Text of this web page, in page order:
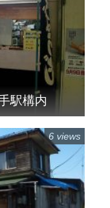
駅構内
6 views